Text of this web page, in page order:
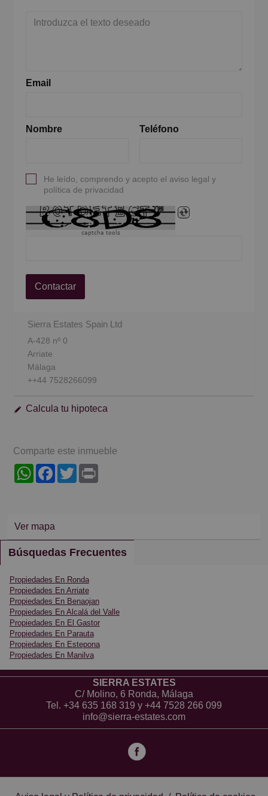
Email
Nombre Teléfono
He leído, comprendo y acepto el aviso legal y
política de privacidad
captcha tools
Contactar
Sierra Estates Spain Ltd
A-428 nº 0
Arriate
Málaga
++44 7528266099
Calcula tu hipoteca
Comparte este inmueble
WhatsAppFacebook
Twitter
Ver mapa
Búsquedas Frecuentes
Propiedades En Ronda
Propiedades En Arriate
Propiedades En Benaojan
Propiedades En Alcalá del Valle
Propiedades En El Gastor
Propiedades En Parauta
Propiedades En Estepona
Propiedades En Manilva
SIERRA ESTATES
C/ Molino, 6 Ronda, Málaga
Tel. +34 635 168 319 y +44 7528 266 099
info@sierra-estates.com